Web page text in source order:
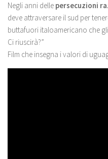
Negli anni delle persecuzioni
deve attraversare il sud per
buttafuori italoamericano che
Ci riuscirà?”
Film che insegna i valori di